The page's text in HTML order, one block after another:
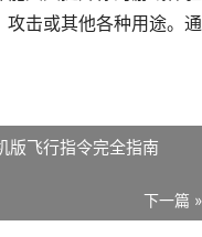
击或其他各种用途。
版飞行指令完全指南
下一篇 »